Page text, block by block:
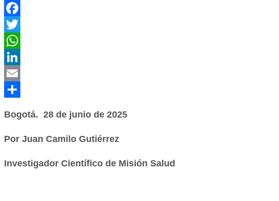
Facebook
Twitter
WhatsApp
LinkedIn
Email
Bogotá. 28 de junio de 2025
Por Juan Camilo Gutiérrez
Investigador Científico de Misión Salud